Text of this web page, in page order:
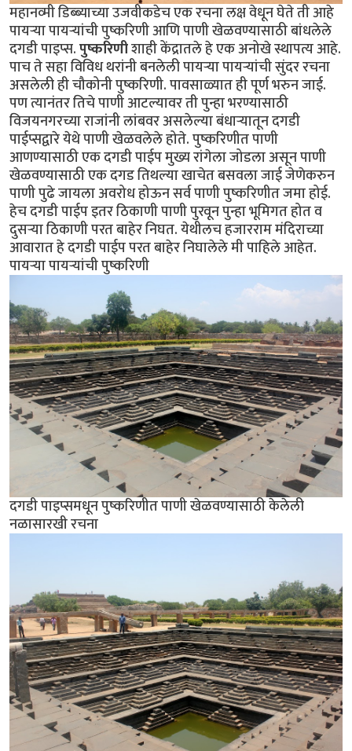
महानव्मी डिब्ब्याच्या उजवीकडेच एक रचना लक्ष वेधून घेते ती आहे
पायर्‍या पायर्‍यांची पुष्करिणी आणि पाणी खेळवण्यासाठी बांधलेले
दगडी पाइप्स.पुष्करिणीशाही केंद्रातले हे एक अनोखे स्थापत्य आहे.
पाच ते सहा विविध थरांनी बनलेली पायर्‍या पायर्‍यांची सुंदर रचना
असलेली ही चौकोनी पुष्करिणी. पावसाळ्यात ही पूर्ण भरुन जाई.
पण त्यानंतर तिचे पाणी आटल्यावर ती पुन्हा भरण्यासाठी
विजयनगरच्या राजांनी लांबवर असलेल्या बंधार्‍यातून दगडी
पाईप्सद्वारे येथे पाणी खेळवलेले होते. पुष्करिणीत पाणी
आणण्यासाठी एक दगडी पाईप मुख्य रांगेला जोडला असून पाणी
खेळवण्यासाठी एक दगड तिथल्या खाचेत बसवला जाई जेणेकरुन
पाणी पुढे जायला अवरोध होऊन सर्व पाणी पुष्करिणीत जमा होई.
हेच दगडी पाईप इतर ठिकाणी पाणी पुरवून पुन्हा भूमिगत होत व
दुसर्‍या ठिकाणी परत बाहेर निघत. येथीलच हजारराम मंदिराच्या
आवारात हे दगडी पाईप परत बाहेर निघालेले मी पाहिले आहेत.
पायर्‍या पायर्‍यांची पुष्करिणी
दगडी पाइप्समधून पुष्करिणीत पाणी खेळवण्यासाठी केलेली
नळासारखी रचना